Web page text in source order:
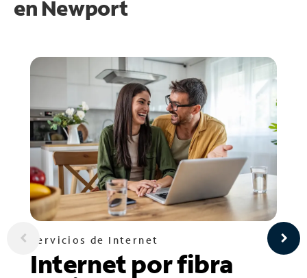
en Newport
Servicios de Internet
Internet por fibra